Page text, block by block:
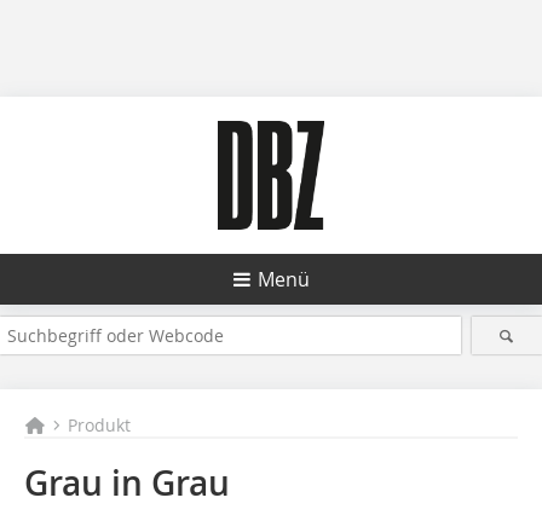
Menü
Produkt
Grau in Grau